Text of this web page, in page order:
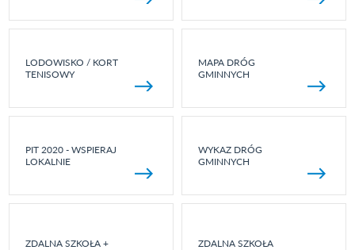
LODOWISKO / KORT
TENISOWY
MAPA DRÓG
GMINNYCH
PIT 2020 - WSPIERAJ
LOKALNIE
WYKAZ DRÓG
GMINNYCH
ZDALNA SZKOŁA + ZDALNA SZKOŁA